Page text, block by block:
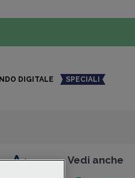
DIGITALE SPECIALI
+ - Vedi anche